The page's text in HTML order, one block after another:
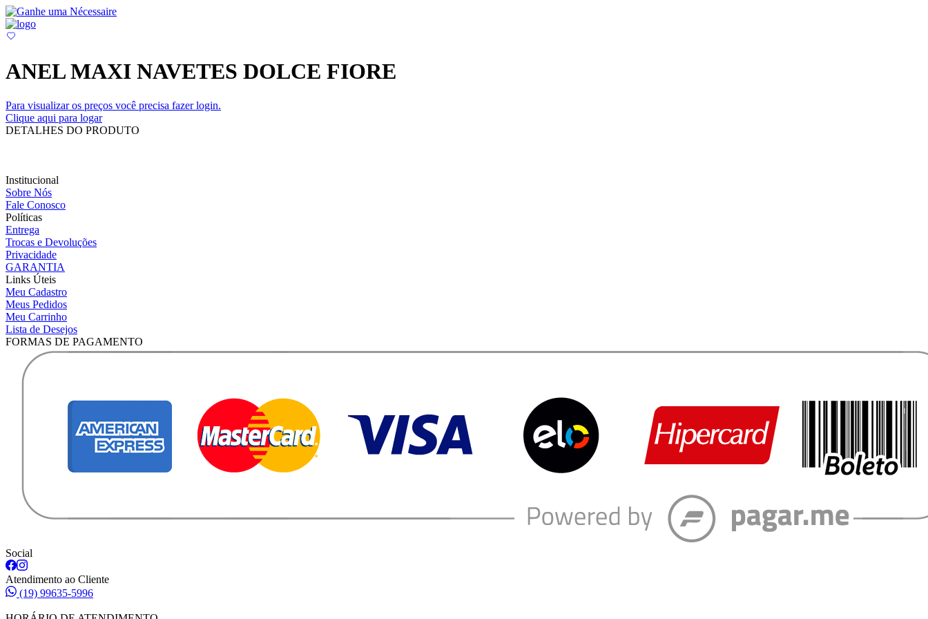
ANEL MAXI NAVETES DOLCE FIORE
Para visualizar os preços você precisa fazer login.
Clique aqui para logar
DETALHES DO PRODUTO
Institucional
Sobre Nós
Fale Conosco
Políticas
Entrega
Trocas e Devoluções
Privacidade
GARANTIA
Links Úteis
Meu Cadastro
Meus Pedidos
Meu Carrinho
Lista de Desejos
FORMAS DE PAGAMENTO
Social
Atendimento ao Cliente
(19) 99635-5996